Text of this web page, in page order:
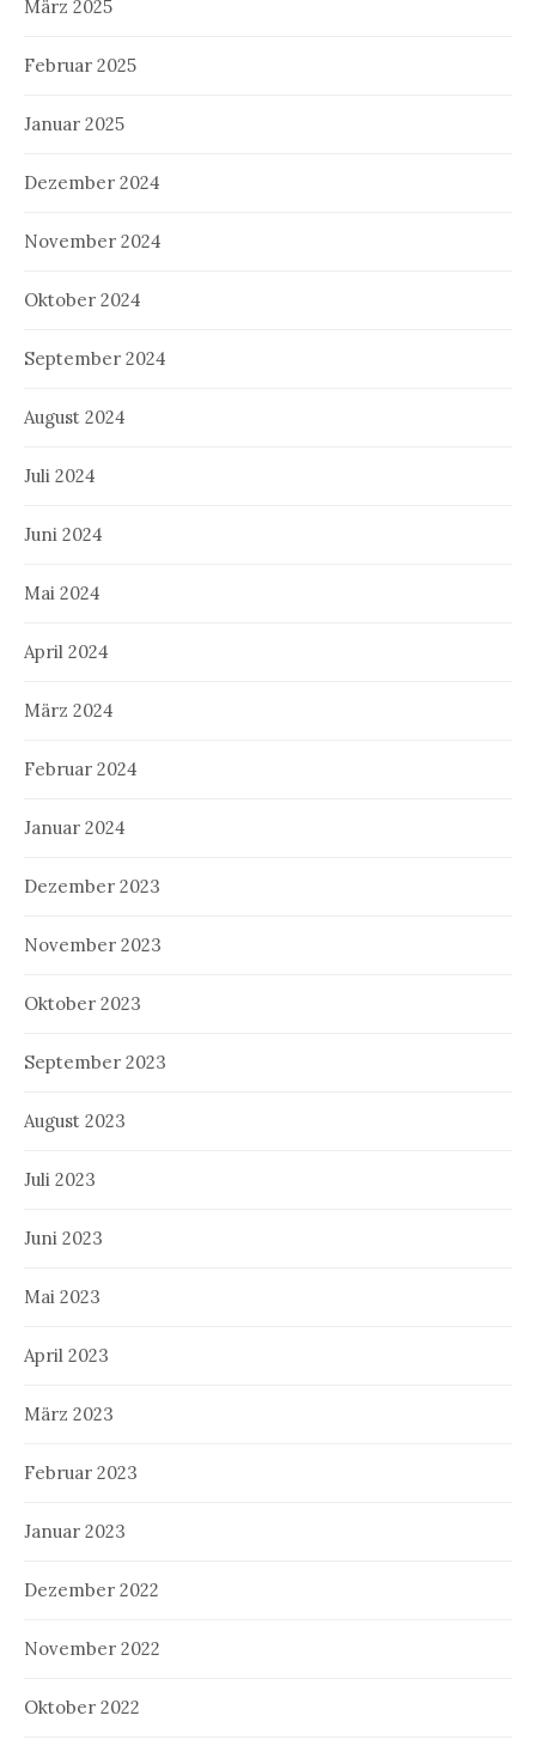
März 2025
Februar 2025
Januar 2025
Dezember 2024
November 2024
Oktober 2024
September 2024
August 2024
Juli 2024
Juni 2024
Mai 2024
April 2024
März 2024
Februar 2024
Januar 2024
Dezember 2023
November 2023
Oktober 2023
September 2023
August 2023
Juli 2023
Juni 2023
Mai 2023
April 2023
März 2023
Februar 2023
Januar 2023
Dezember 2022
November 2022
Oktober 2022